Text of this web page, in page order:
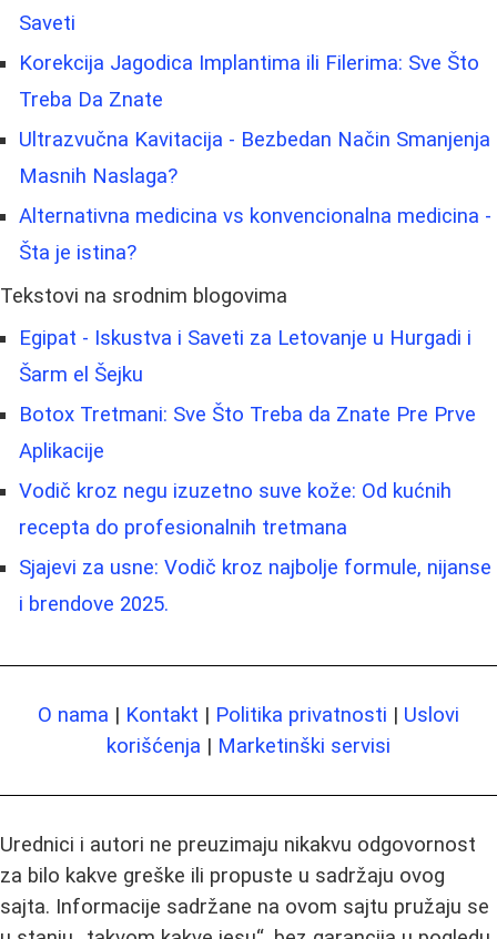
Saveti
Korekcija Jagodica Implantima ili Filerima: Sve Što
Treba Da Znate
Ultrazvučna Kavitacija - Bezbedan Način Smanjenja
Masnih Naslaga?
Alternativna medicina vs konvencionalna medicina -
Šta je istina?
Tekstovi na srodnim blogovima
Egipat - Iskustva i Saveti za Letovanje u Hurgadi i
Šarm el Šejku
Botox Tretmani: Sve Što Treba da Znate Pre Prve
Aplikacije
Vodič kroz negu izuzetno suve kože: Od kućnih
recepta do profesionalnih tretmana
Sjajevi za usne: Vodič kroz najbolje formule, nijanse
i brendove 2025.
O nama | Kontakt | Politika privatnosti | Uslovi
korišćenja | Marketinški servisi
Urednici i autori ne preuzimaju nikakvu odgovornost
za bilo kakve greške ili propuste u sadržaju ovog
sajta. Informacije sadržane na ovom sajtu pružaju se